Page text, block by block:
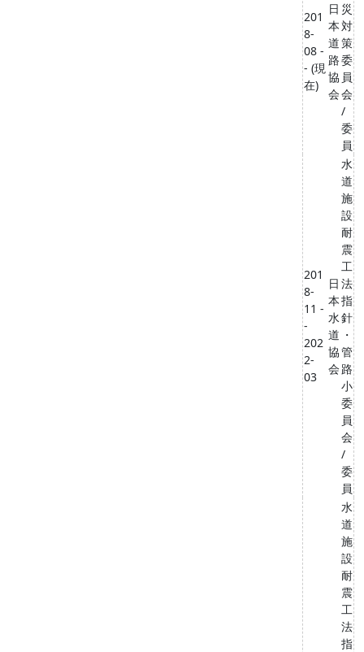
201
8-
08 -
- (現
在)
日
本
道
路
協
会
災
対
策
委
員
会
/
委
員
201
8-
11 -
-
202
2-
03
日
本
水
道
協
会
水
道
施
設
耐
震
工
法
指
針
・
管
路
小
委
員
会
/
委
員
水
道
施
設
耐
震
工
法
指